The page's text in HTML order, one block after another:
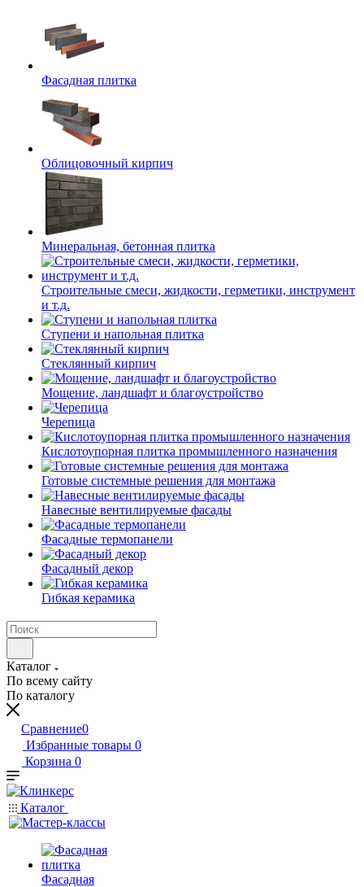
Фасадная плитка
Облицовочный кирпич
Минеральная, бетонная плитка
Строительные смеси, жидкости, герметики, инструмент
и т.д.
Ступени и напольная плитка
Cтеклянный кирпич
Мощение, ландшафт и благоустройство
Черепица
Кислотоупорная плитка промышленного назначения
Готовые системные решения для монтажа
Навесные вентилируемые фасады
Фасадные термопанели
Фасадный декор
Гибкая керамика
Каталог
По всему сайту
По каталогу
Сравнение0
Избранные товары 0
Корзина 0
Каталог
Фасадная